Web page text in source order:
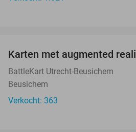
Karten met augmented
BattleKart Utrecht-Beusichem
Beusichem
Verkocht: 363